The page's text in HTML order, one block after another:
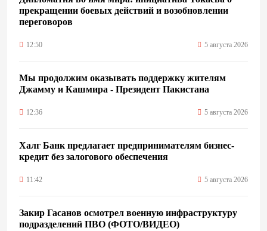
прекращении боевых действий и возобновлении
переговоров
12:50 5 августа 2026
Мы продолжим оказывать поддержку жителям
Джамму и Кашмира - Президент Пакистана
12:36 5 августа 2026
Халг Банк предлагает предпринимателям бизнес-
кредит без залогового обеспечения
11:42 5 августа 2026
Закир Гасанов осмотрел военную инфраструктуру
подразделений ПВО (ФОТО/ВИДЕО)